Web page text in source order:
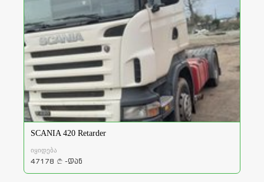
SCANIA 420 Retarder
იყიდება
47178 a -დან